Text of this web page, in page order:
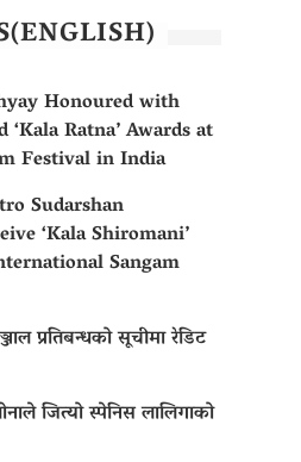
Honoured with
‘Kala Ratna’ Awards at
Festival in India
Sudarshan
‘Kala Shiromani’
Sangam
प्रतिबन्धको सूचीमा रेडिट
जित्यो स्पेनिस लालिगाको